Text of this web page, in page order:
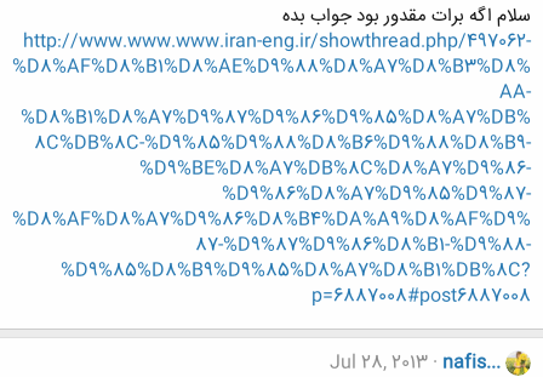
سلام اگه برات مقدور بود جواب بده
http://www.www.www.iran-eng.ir/showthread.php/497062-
%D8%AF%D8%B1%D8%AE%D9%88%D8%A7%D8%B3%D8%
AA-
%D8%B1%D8%A7%D9%87%D9%86%D9%85%D8%A7%DB%
8C%DB%8C-%D9%85%D9%88%D8%B6%D9%88%D8%B9-
%D9%BE%D8%A7%DB%8C%D8%A7%D9%86-
%D9%86%D8%A7%D9%85%D9%87-
%D8%AF%D8%A7%D9%86%D8%B4%DA%A9%D8%AF%D9%
87-%D9%87%D9%86%D8%B1-%D9%88-
%D9%85%D8%B9%D9%85%D8%A7%D8%B1%DB%8C?
p=6887008#post6887008
nafis...
Jul 28, 2013